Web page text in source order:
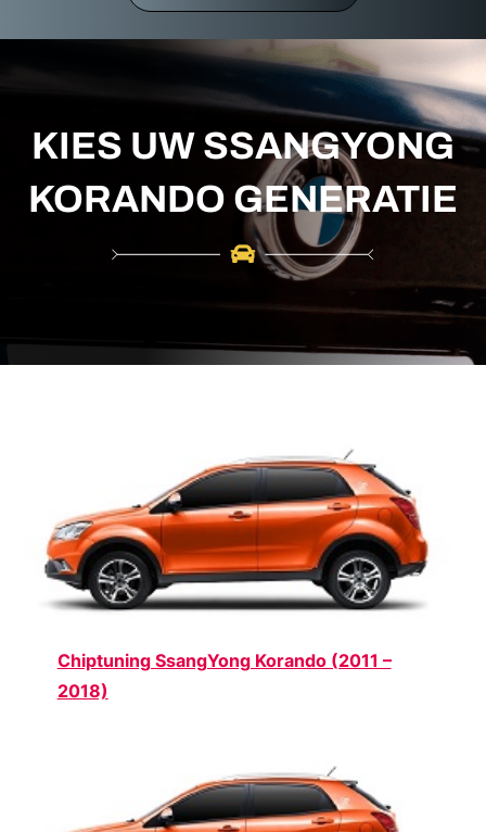
c
KIES UW SSANGYONG
KORANDO GENERATIE
Chiptuning SsangYong Korando (2011 –
2018)